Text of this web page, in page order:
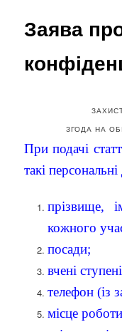
Заява
ЗГОДА НА
При подачі
такі персональні
прізвище,
кожного
посади;
вчені
телефон (із
місце